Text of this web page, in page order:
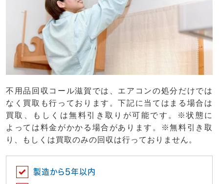
不用品回収コール滋賀では、エアコンの処分だけでは
なく買取も行っております。下記に当てはまる場合は
買取、もしくは無料引き取りが可能です。※状態に
よっては料金がかかる場合があります。※無料引き取
り、もしくは買取のみの回収は行っておりません。
製造から5年以内